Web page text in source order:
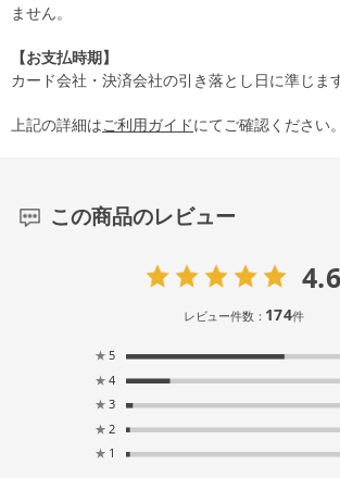
ません。
【お支払時期】
カード会社・決済会社の引き落とし日に準じます
上記の詳細はご利用ガイドにてご確認ください。
この商品のレビュー
4.6
レビュー件数： 174件
★ 5
★ 4
★ 3
★ 2
★ 1